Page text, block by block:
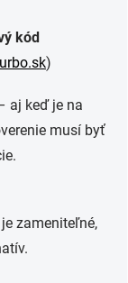
kód
)
aj keď je na
musí byť
zameniteľné,